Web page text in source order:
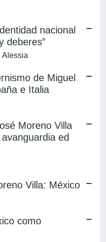
nacional
deberes”
Alessia
de Miguel
e Italia
Moreno Villa
ed
Villa: México
como